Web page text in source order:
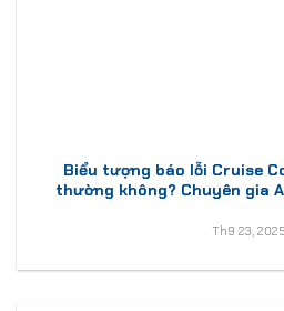
Biểu tượng báo lỗi Cruise
thường không? Chuyên gia
Th9 23, 2025